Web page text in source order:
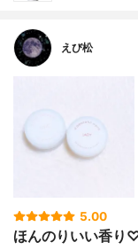
えび松
5.00
ほんのりいい香り